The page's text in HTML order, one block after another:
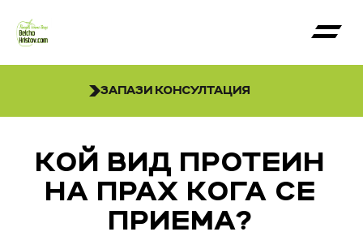
ЗАПАЗИ КОНСУЛТАЦИЯ
КОЙ ВИД ПРОТЕИН
НА ПРАХ КОГА СЕ
ПРИЕМА?